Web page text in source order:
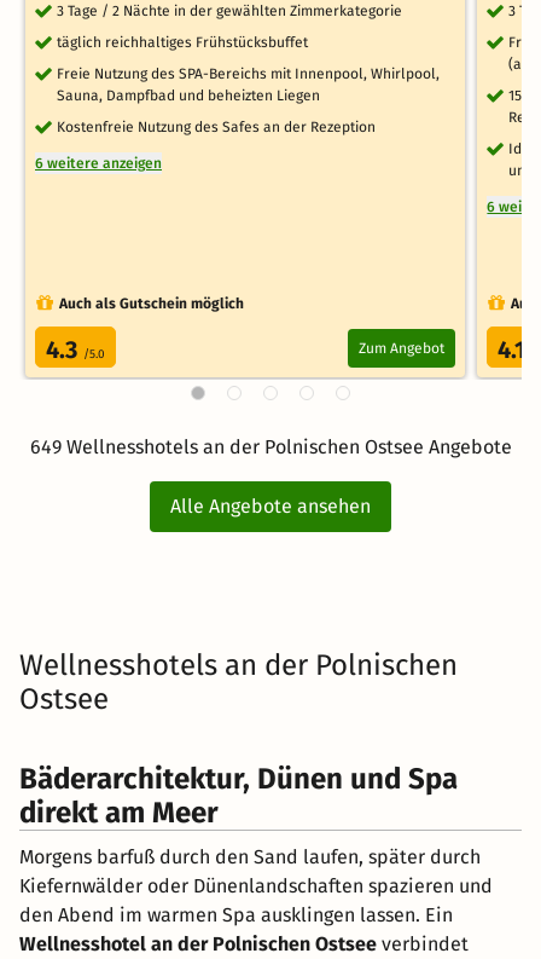
3 Tage / 2 Nächte in der gewählten Zimmerkategorie
täglich reichhaltiges Frühstücksbuffet
Freie Nutzung des SPA-Bereichs mit Innenpool, Whirlpool,
Sauna, Dampfbad und beheizten Liegen
Kostenfreie Nutzung des Safes an der Rezeption
6 weitere anzeigen
Auch als Gutschein möglich
4.3 /5.0 Zum Angebot
3
15%
und
6
4.1
649 Wellnesshotels an der Polnischen Ostsee Angebote
Alle Angebote ansehen
Wellnesshotels an der Polnischen
Ostsee
Bäderarchitektur, Dünen und Spa
direkt am Meer
Morgens barfuß durch den Sand laufen, später durch
Kiefernwälder oder Dünenlandschaften spazieren und
den Abend im warmen Spa ausklingen lassen. Ein
Wellnesshotel an der Polnischen Ostsee verbindet